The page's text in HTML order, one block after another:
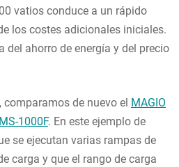
vatios conduce a un rápido
los costes adicionales iniciales.
del ahorro de energía y del precio
de nuevo el MAGIO
1000F. En este ejemplo de
se ejecutan varias rampas de
carga y que el rango de carga